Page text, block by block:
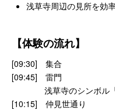
浅草寺周辺の見所を効
【体験の流れ】
[09:30] 集合
[09:45] 雷門
浅草寺のシンボル
[10:15] 仲見世通り